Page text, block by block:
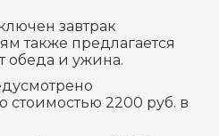
завтрак
также предлагается
обеда и ужина.
стоимостью 2200 руб. в